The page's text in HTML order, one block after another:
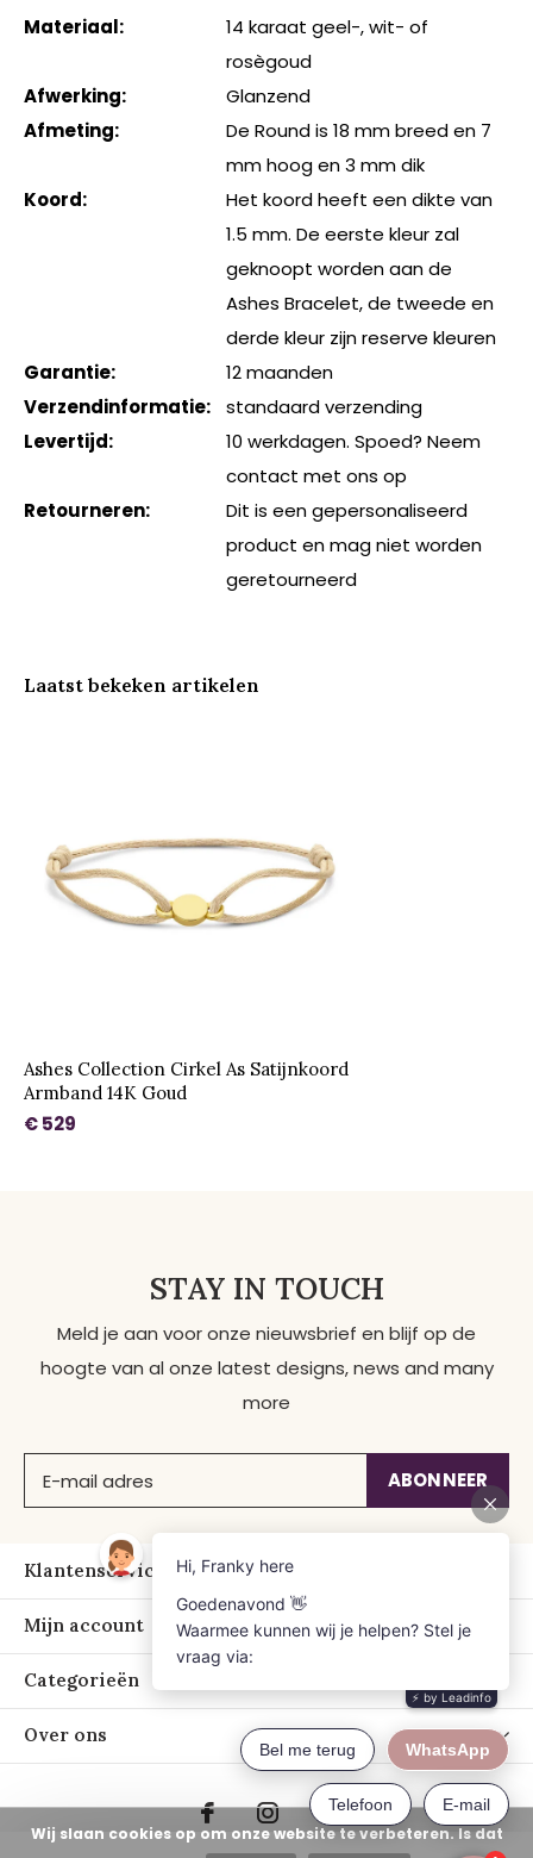
Materiaal:
14 karaat geel-, wit- of
rosègoud
Afwerking:
Glanzend
Afmeting:
De Round is 18 mm breed en 7
mm hoog en 3 mm dik
Koord:
Het koord heeft een dikte van
1.5 mm. De eerste kleur zal
geknoopt worden aan de
Ashes Bracelet, de tweede en
derde kleur zijn reserve kleuren
Garantie:
12 maanden
Verzendinformatie:
standaard verzending
Levertijd:
10 werkdagen. Spoed? Neem
contact met ons op
Retourneren:
Dit is een gepersonaliseerd
product en mag niet worden
geretourneerd
Laatst bekeken artikelen
Ashes Collection Cirkel As Satijnkoord
Armband 14K Goud
€ 529
STAY IN TOUCH
Meld je aan voor onze nieuwsbrief en blijf op de
hoogte van al onze latest designs, news and many
more
ABONNEER
Klantenservice
Mijn account
Categorieën
Over ons
Wij slaan cookies op om onze website te verbeteren. Is dat